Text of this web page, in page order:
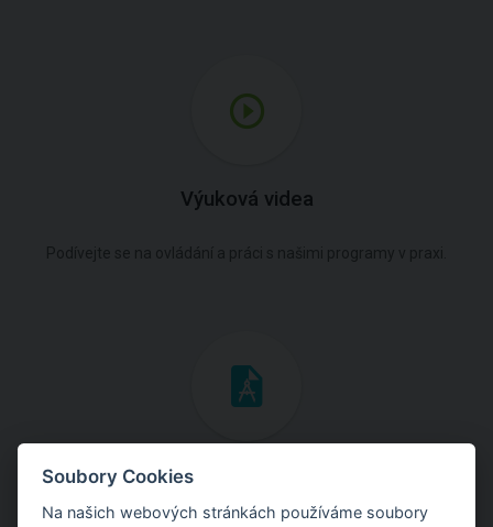
Výuková videa
Inženýrské manuály
Soubory Cookies
Na našich webových stránkách používáme soubory